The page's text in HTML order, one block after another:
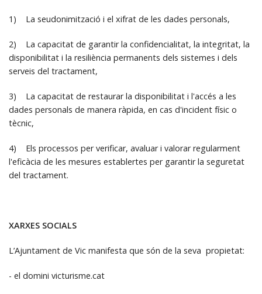
1) La seudonimització i el xifrat de les dades personals,
2) La capacitat de garantir la confidencialitat, la integritat, la
disponibilitat i la resiliència permanents dels sistemes i dels
serveis del tractament,
3) La capacitat de restaurar la disponibilitat i l'accés a les
dades personals de manera ràpida, en cas d'incident físic o
tècnic,
4) Els processos per verificar, avaluar i valorar regularment
l'eficàcia de les mesures establertes per garantir la seguretat
del tractament.
XARXES SOCIALS
L’Ajuntament de Vic manifesta que són de la seva propietat:
- el domini victurisme.cat